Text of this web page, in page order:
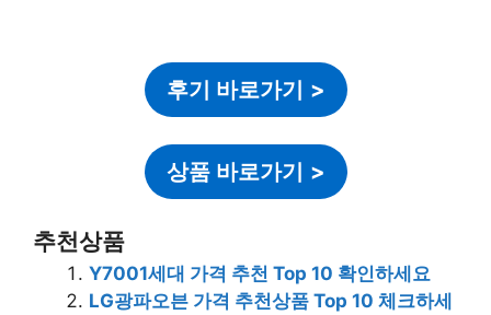
후기 바로가기 >
상품 바로가기 >
추천상품
Y7001세대 가격 추천 Top 10 확인하세요
LG광파오븐 가격 추천상품 Top 10 체크하세